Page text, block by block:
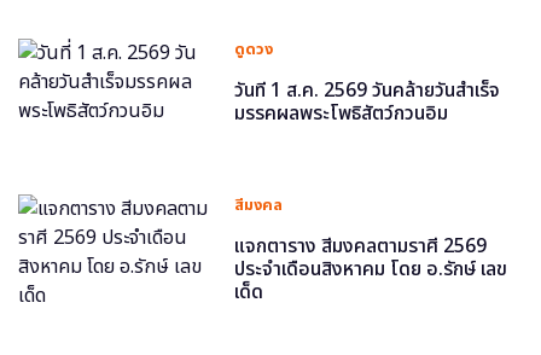
ดูดวง
วันที่ 1 ส.ค. 2569 วันคล้ายวันสำเร็จ
มรรคผลพระโพธิสัตว์กวนอิม
สีมงคล
แจกตาราง สีมงคลตามราศี 2569
ประจำเดือนสิงหาคม โดย อ.รักษ์ เลข
เด็ด